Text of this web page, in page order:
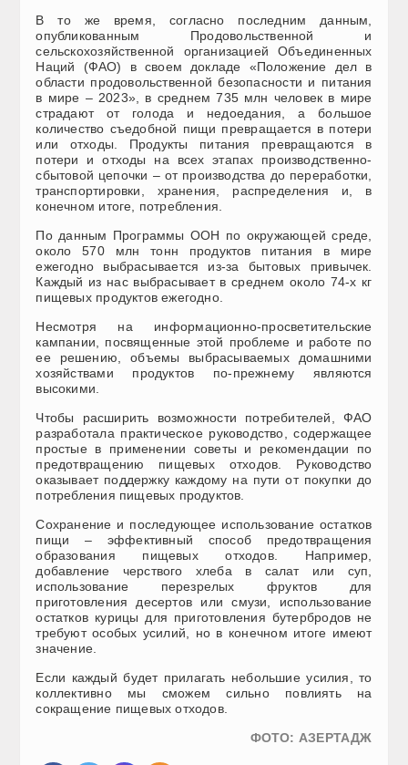
В то же время, согласно последним данным,
опубликованным Продовольственной и
сельскохозяйственной организацией Объединенных
Наций (ФАО) в своем докладе «Положение дел в
области продовольственной безопасности и питания
в мире – 2023», в среднем 735 млн человек в мире
страдают от голода и недоедания, а большое
количество съедобной пищи превращается в потери
или отходы. Продукты питания превращаются в
потери и отходы на всех этапах производственно-
сбытовой цепочки – от производства до переработки,
транспортировки, хранения, распределения и, в
конечном итоге, потребления.
По данным Программы ООН по окружающей среде,
около 570 млн тонн продуктов питания в мире
ежегодно выбрасывается из-за бытовых привычек.
Каждый из нас выбрасывает в среднем около 74-х кг
пищевых продуктов ежегодно.
Несмотря на информационно-просветительские
кампании, посвященные этой проблеме и работе по
ее решению, объемы выбрасываемых домашними
хозяйствами продуктов по-прежнему являются
высокими.
Чтобы расширить возможности потребителей, ФАО
разработала практическое руководство, содержащее
простые в применении советы и рекомендации по
предотвращению пищевых отходов. Руководство
оказывает поддержку каждому на пути от покупки до
потребления пищевых продуктов.
Сохранение и последующее использование остатков
пищи – эффективный способ предотвращения
образования пищевых отходов. Например,
добавление черствого хлеба в салат или суп,
использование перезрелых фруктов для
приготовления десертов или смузи, использование
остатков курицы для приготовления бутербродов не
требуют особых усилий, но в конечном итоге имеют
значение.
Если каждый будет прилагать небольшие усилия, то
коллективно мы сможем сильно повлиять на
сокращение пищевых отходов.
ФОТО: АЗЕРТАДЖ